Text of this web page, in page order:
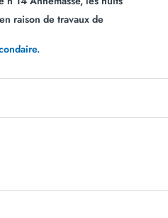
raison de travaux de